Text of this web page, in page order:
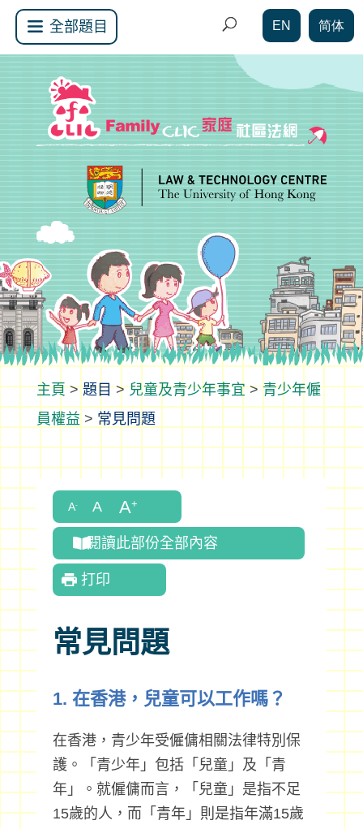
全部題目 EN 简体
>題目>兒童及青少年事宜>青少年僱
員權益 > 常見問題
閱讀此部份全部內容
打印
常見問題
1. 在香港，兒童可以工作嗎？
在香港，青少年受僱傭相關法律特別保
護。「青少年」包括「兒童」及「青
年」。就僱傭而言，「兒童」是指不足
15歲的人，而「青年」則是指年滿15歲